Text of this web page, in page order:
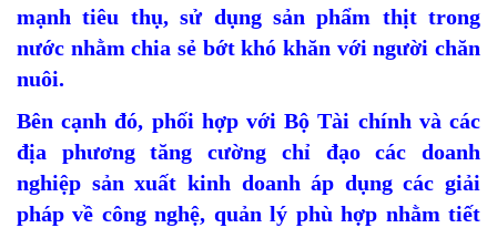
mạnh tiêu thụ, sử dụng sản phẩm thịt trong
nước nhằm chia sẻ bớt khó khăn với người chăn
nuôi.
Bên cạnh đó, phối hợp với Bộ Tài chính và các
địa phương tăng cường chỉ đạo các doanh
nghiệp sản xuất kinh doanh áp dụng các giải
pháp về công nghệ, quản lý phù hợp nhằm tiết